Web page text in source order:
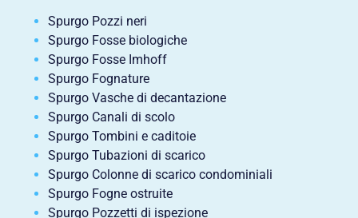
Spurgo Pozzi neri
Spurgo Fosse biologiche
Spurgo Fosse Imhoff
Spurgo Fognature
Spurgo Vasche di decantazione
Spurgo Canali di scolo
Spurgo Tombini e caditoie
Spurgo Tubazioni di scarico
Spurgo Colonne di scarico condominiali
Spurgo Fogne ostruite
Spurgo Pozzetti di ispezione